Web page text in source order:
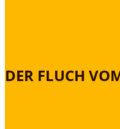
DER FLUCH